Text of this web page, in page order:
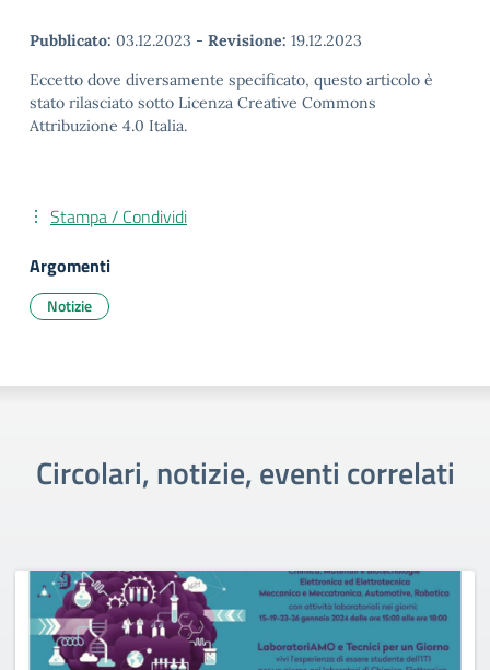
Pubblicato: 03.12.2023 - Revisione: 19.12.2023
Eccetto dove diversamente specificato, questo articolo è
stato rilasciato sotto Licenza Creative Commons
Attribuzione 4.0 Italia.
Stampa / Condividi
Argomenti
Notizie
Circolari, notizie, eventi correlati